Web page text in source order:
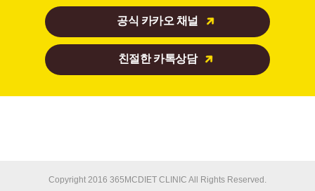
공식 카카오 채널
친절한 카톡상담
Copyright 2016 365MCDIET CLINIC All Rights Reserved.